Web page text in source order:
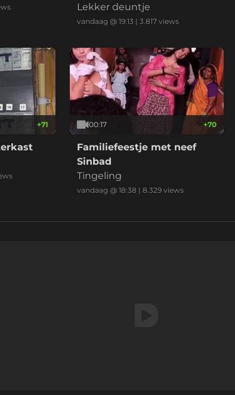
Lekker deuntje
vandaag @ 19:13 | 3.817views
+71 00:17 +70
Familiefeestje met neef
Sinbad
Tingeling
vandaag @ 18:38 | 8.329views